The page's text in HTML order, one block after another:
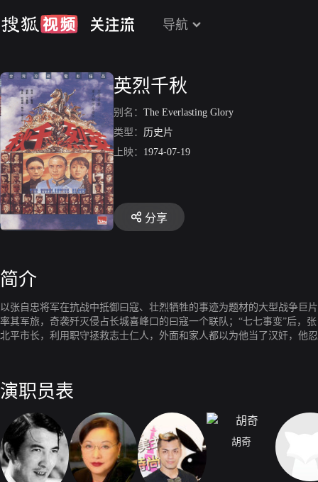
导航
英烈千秋
别名： The Everlasting Glory
类型： 历史片
上映： 1974-07-19
分享
简介
以张自忠将军在抗战中抵御曰寇、壮烈牺牲的事迹为题材的大型战争巨
率其军旅，奇袭歼灭侵占长城喜峰口的曰寇一个联队；“七七事变”后，
北平市长，利用职守拯救志士仁人，外面和家人都以为他当了汉奸，他
演职员表
胡奇